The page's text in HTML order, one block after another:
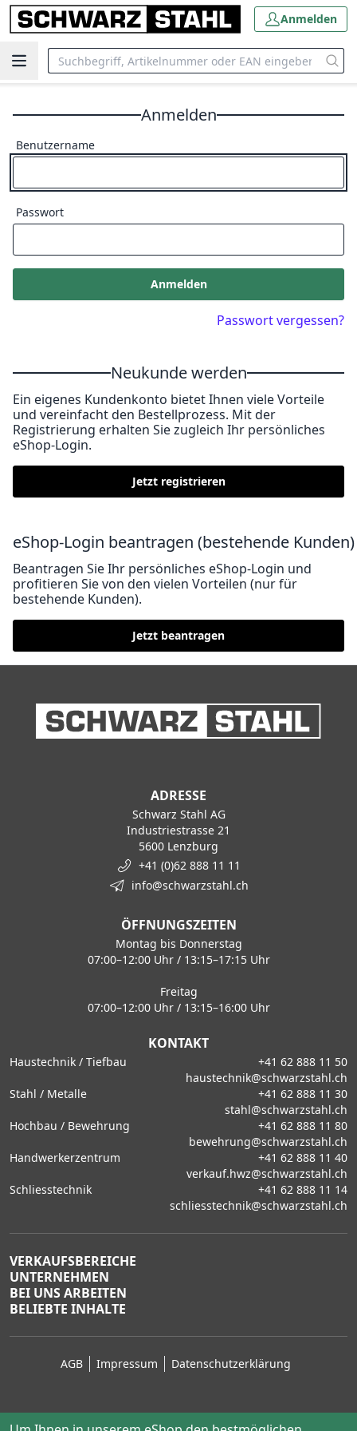
Anmelden
Anmelden
Benutzername
Passwort
Anmelden
Passwort vergessen?
Neukunde werden
Ein eigenes Kundenkonto bietet Ihnen viele Vorteile
und vereinfacht den Bestellprozess. Mit der
Registrierung erhalten Sie zugleich Ihr persönliches
eShop-Login.
Jetzt registrieren
eShop-Login beantragen (bestehende Kunden)
Beantragen Sie Ihr persönliches eShop-Login und
profitieren Sie von den vielen Vorteilen (nur für
bestehende Kunden).
Jetzt beantragen
ADRESSE
Schwarz Stahl AG
Industriestrasse 21
5600 Lenzburg
+41 (0)62 888 11 11
info@schwarzstahl.ch
ÖFFNUNGSZEITEN
Montag bis Donnerstag
07:00–12:00 Uhr / 13:15–17:15 Uhr
Freitag
07:00–12:00 Uhr / 13:15–16:00 Uhr
KONTAKT
Haustechnik / Tiefbau
+41 62 888 11 50
haustechnik@schwarzstahl.ch
Stahl / Metalle
+41 62 888 11 30
stahl@schwarzstahl.ch
Hochbau / Bewehrung
+41 62 888 11 80
bewehrung@schwarzstahl.ch
Handwerkerzentrum
+41 62 888 11 40
verkauf.hwz@schwarzstahl.ch
Schliesstechnik
+41 62 888 11 14
schliesstechnik@schwarzstahl.ch
VERKAUFSBEREICHE
UNTERNEHMEN
BEI UNS ARBEITEN
BELIEBTE INHALTE
AGB Impressum Datenschutzerklärung